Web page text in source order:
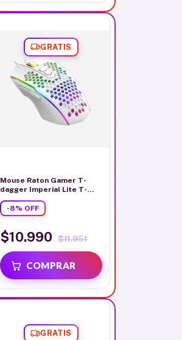
GRATIS
Mouse Raton Gamer T-
dagger Imperial Lite T-
-8% OFF
$10.990 $11.951
GRATIS